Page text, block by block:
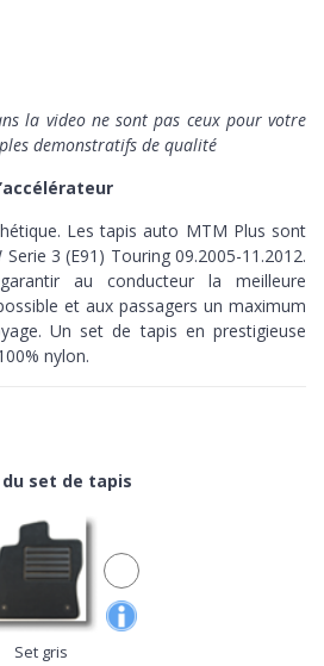
la video ne sont pas ceux pour votre
demonstratifs de qualité
Les tapis auto MTM Plus sont
3 (E91) Touring 09.2005-11.2012.
au conducteur la meilleure
et aux passagers un maximum
Un set de tapis en prestigieuse
nylon.
en fonction des courbes de votre
peur de pousser sur les pédales.
Tufté, ouvrez les portes de votre
prisé du secteur automobile. Un
qualité avec finitions réalisée au
une excellente densité de fibres, une
et une extrême simplicité de
set de tapis
Set gris